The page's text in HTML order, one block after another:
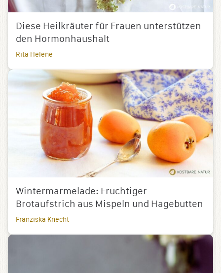
Diese Heilkräuter für Frauen unterstützen
den Hormonhaushalt
Rita Helene
Wintermarmelade: Fruchtiger
Brotaufstrich aus Mispeln und Hagebutten
Franziska Knecht